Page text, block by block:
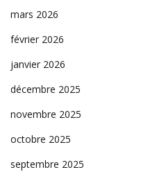
mars 2026
février 2026
janvier 2026
décembre 2025
novembre 2025
octobre 2025
septembre 2025